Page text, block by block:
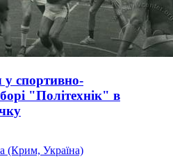
у спортивно-
"Політехнік" в
(Крим, Україна)